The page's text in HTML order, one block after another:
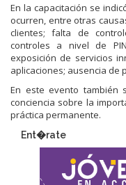
En la capacitación se
ocurren, entre otras
clientes; falta de
controles a nivel de
exposición de servicios
aplicaciones; ausencia de
En este evento
conciencia sobre la
práctica permanente.
Ent�rate